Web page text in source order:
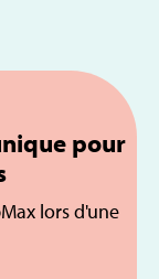
pour
lors d'une